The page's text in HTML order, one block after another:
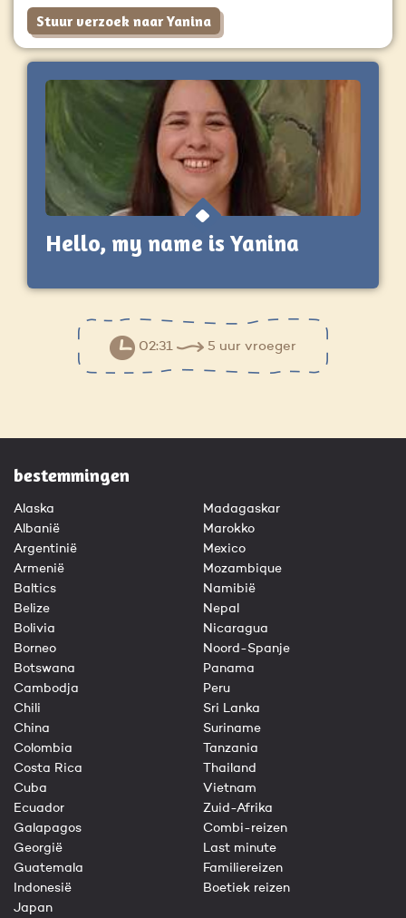
Stuur verzoek naar Yanina
Hello, my name is Yanina
02:31 5 uur vroeger
bestemmingen
Alaska
Albanië
Argentinië
Armenië
Baltics
Belize
Bolivia
Borneo
Botswana
Cambodja
Chili
China
Colombia
Costa Rica
Cuba
Ecuador
Galapagos
Georgië
Guatemala
Indonesië
Japan
Madagaskar
Marokko
Mexico
Mozambique
Namibië
Nepal
Nicaragua
Noord-Spanje
Panama
Peru
Sri Lanka
Suriname
Tanzania
Thailand
Vietnam
Zuid-Afrika
Combi-reizen
Last minute
Familiereizen
Boetiek reizen